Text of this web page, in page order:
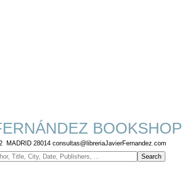
BOOKSHOP
MADRID 28014 consultas@libreriaJavierFernandez.com